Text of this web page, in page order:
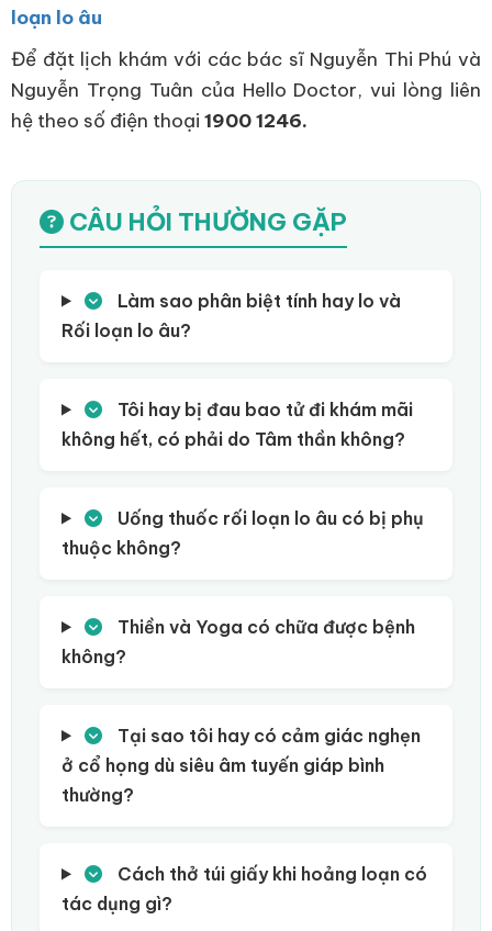
loạn lo âu
Để đặt lịch khám với các bác sĩ Nguyễn Thi Phú và
Nguyễn Trọng Tuân của Hello Doctor, vui lòng liên
hệ theo số điện thoại 1900 1246.
CÂU HỎI THƯỜNG GẶP
Làm sao phân biệt tính hay lo và
Rối loạn lo âu?
Tôi hay bị đau bao tử đi khám mãi
không hết, có phải do Tâm thần không?
Uống thuốc rối loạn lo âu có bị phụ
thuộc không?
Thiền và Yoga có chữa được bệnh
không?
Tại sao tôi hay có cảm giác nghẹn
ở cổ họng dù siêu âm tuyến giáp bình
thường?
Cách thở túi giấy khi hoảng loạn có
tác dụng gì?